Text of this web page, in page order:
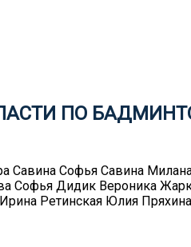
ПО
Софья Савина
Дидик Вероника
Ретинская Юлия